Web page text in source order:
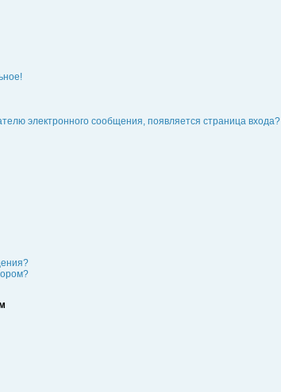
электронного сообщения, появляется страница входа?